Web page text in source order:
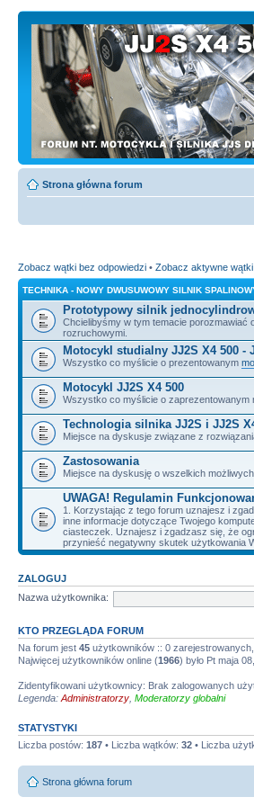
Strona główna forum
Zobacz wątki bez odpowiedzi • Zobacz aktywne wątki
TECHNIKA - NOWY DWUSUWOWY SILNIK
Prototypowy silnik
Chcielibyśmy w tym temacie porozmawiać
rozruchowymi.
Motocykl studialny JJ2S X4 500 -
Wszystko co myślicie o prezentowanym
Motocykl JJ2S X4 500
Wszystko co myślicie o zaprezentowanym
Technologia silnika JJ2S i JJ2S
Miejsce na dyskusje związane z
Zastosowania
Miejsce na dyskusję o wszelkich
UWAGA! Regulamin
1. Korzystając z tego forum uznajesz i
inne informacje dotyczące Twojego
ciasteczek. Uznajesz i zgadzasz się, że
przynieść negatywny skutek użytkowania
ZALOGUJ
Nazwa użytkownika:
KTO PRZEGLĄDA FORUM
Na forum jest 45 użytkowników :: 0
Najwięcej użytkowników online (1966) było Pt maja
Zidentyfikowani użytkownicy: Brak zalogowanych
Legenda: Administratorzy Moderatorzy globalni
STATYSTYKI
Liczba postów: 187 • Liczba wątków: 32 • Liczba
Strona główna forum